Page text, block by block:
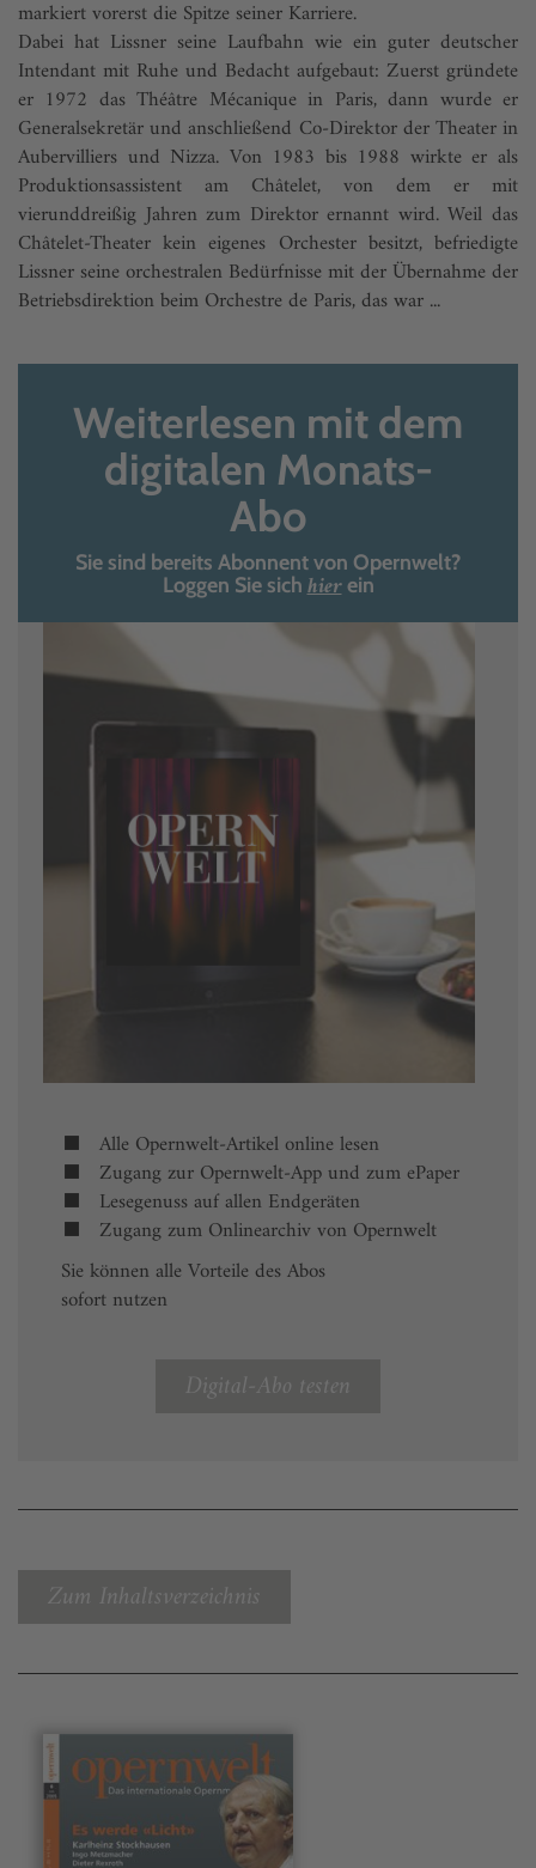
markiert vorerst die Spitze seiner Karriere.
Dabei hat Lissner seine Laufbahn wie ein gu­ter deutscher
Intendant mit Ruhe und Bedacht aufgebaut: Zuerst gründete
er 1972 das Théâtre Mécanique in Paris, dann wurde er
Generalsekretär und an­schließend Co-Direktor der Theater in
Aubervilliers und Niz­za. Von 1983 bis 1988 wirkte er als
Produktionsassistent am Châtelet, von dem er mit
vierunddreißig Jahren zum Direktor ernannt wird. Weil das
Châtelet-Theater kein eigenes Orchester besitzt, befriedigte
Liss­ner seine orchestralen Bedürfnisse mit der Übernahme der
Betriebsdirektion beim Orchestre de Paris, das war ...
Weiterlesen mit dem
digitalen Monats-
Abo
Sie sind bereits Abonnent von Opernwelt?
Loggen Sie sich hierein
Alle Opernwelt-Artikel online lesen
Zugang zur Opernwelt-App und zum ePaper
Lesegenuss auf allen Endgeräten
Zugang zum Onlinearchiv von Opernwelt
Sie können alle Vorteile des Abos
sofort nutzen
Digital-Abo testen
Zum Inhaltsverzeichnis